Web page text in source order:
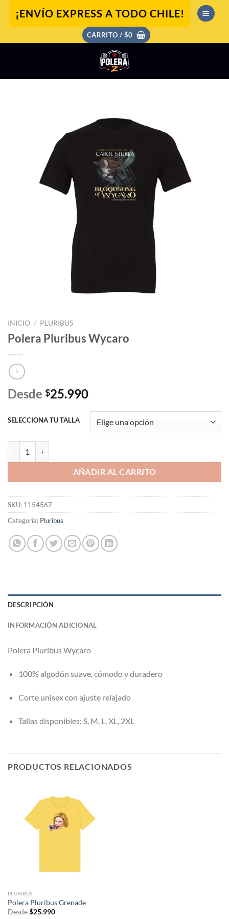
¡ENVÍO EXPRESS A TODO CHILE!
CARRITO / $0
INICIO / PLURIBUS
Polera Pluribus Wycaro
Desde $25.990
SELECCIONA TU TALLA
AÑADIR AL CARRITO
SKU: 1154567
Categoría: Pluribus
DESCRIPCIÓN
INFORMACIÓN ADICIONAL
Polera Pluribus Wycaro
100% algodón suave, cómodo y duradero
Corte unisex con ajuste relajado
Tallas disponibles: S, M, L, XL, 2XL
PRODUCTOS RELACIONADOS
PLURIBUS
Polera Pluribus Grenade
Desde $25.990